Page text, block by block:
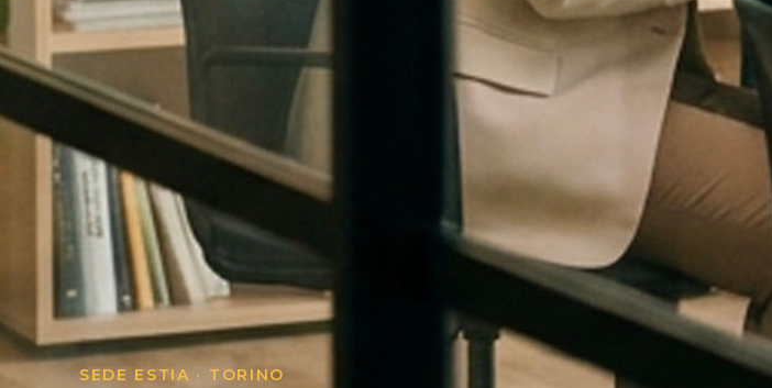
SEDE ESTIA · TORINO